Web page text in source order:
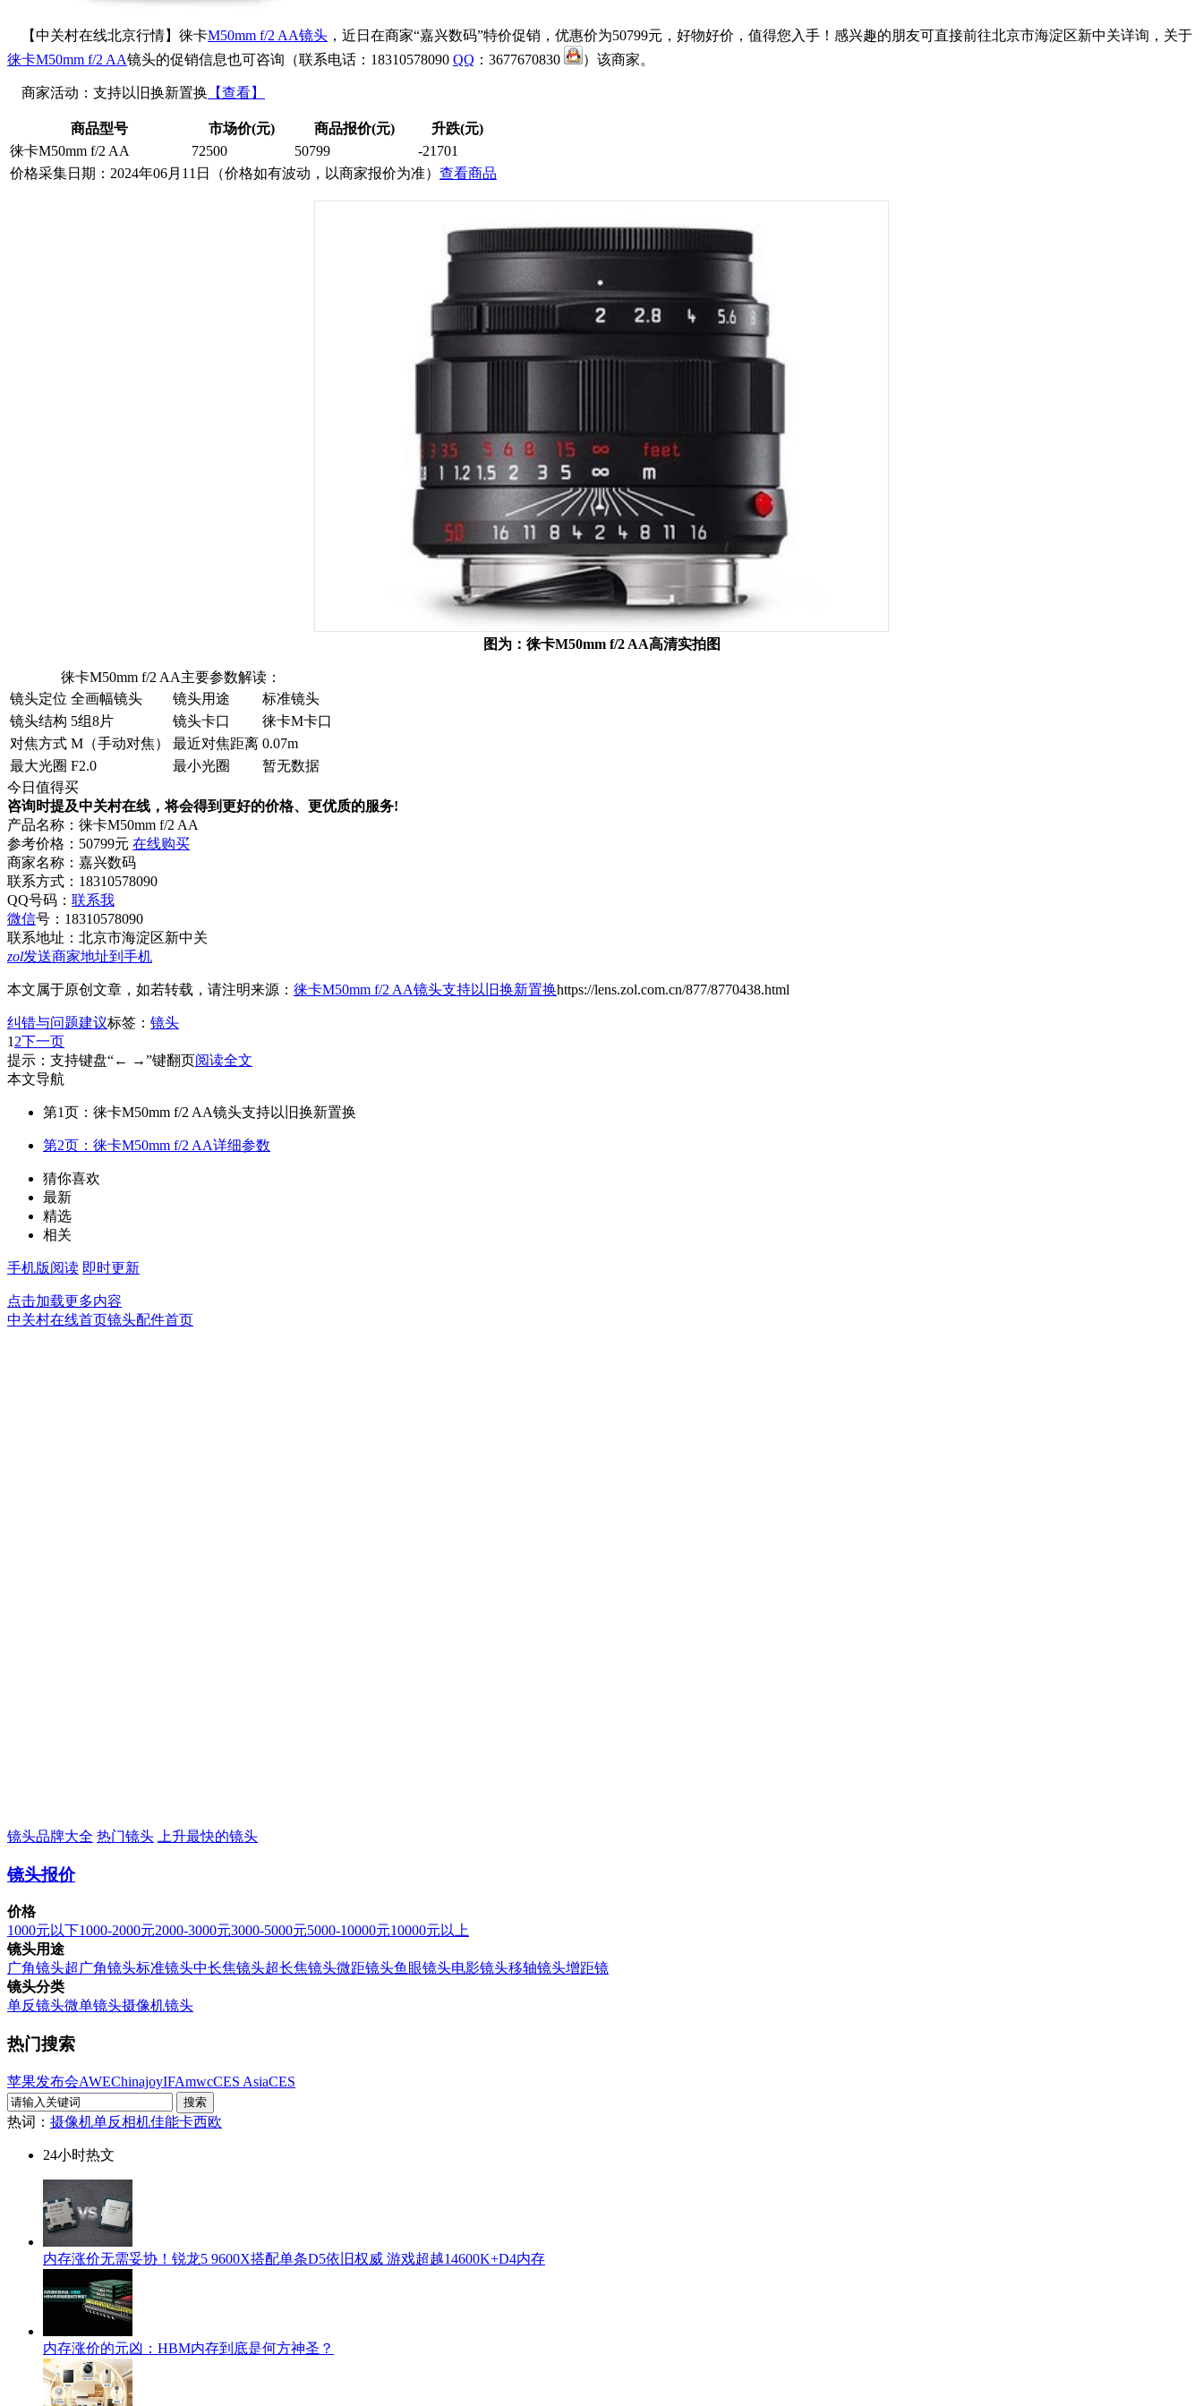
【中关村在线北京行情】徕卡M50mm f/2 AA镜头 ，近日在商家“嘉兴数码”特价促销，优惠价为50799元，好物好价，值得您入手！感兴趣的朋友可直接前往北京市海淀区新中关详询，关于
徕卡M50mm f/2 AA镜头的促销信息也可咨询（联系电话：18310578090 QQ ：3677670830 ）该商家。
商家活动：支持以旧换新置换 【查看】
商品型号 市场价(元) 商品报价(元)
升跌(元)
徕卡M50mm f/2 AA
72500 50799
-21701
价格采集日期：2024年06月11日（价格如有波动，以商家报价为准） 查看商品
图为：徕卡M50mm f/2 AA高清实拍图
徕卡M50mm f/2 AA主要参数解读：
镜头定位 全画幅镜头 镜头用途
标准镜头
镜头结构 5组8片 镜头卡口
徕卡M卡口
对焦方式 M（手动对焦） 最近对焦距离 0.07m
最大光圈 F2.0 最小光圈
暂无数据
今日值得买
咨询时提及中关村在线，将会得到更好的价格、更优质的服务!
产品名称： 徕卡M50mm f/2 AA
参考价格： 50799元 在线购买
商家名称： 嘉兴数码
联系方式： 18310578090
QQ号码： 联系我
微信号： 18310578090
联系地址： 北京市海淀区新中关
zol发送商家地址到手机
本文属于原创文章，如若转载，请注明来源： 徕卡M50mm f/2 AA镜头支持以旧换新置换https://lens.zol.com.cn/877/8770438.html
纠错与问题建议标签： 镜头
1 2下一页
提示：支持键盘“← →”键翻页阅读全文
本文导航
第1页：徕卡M50mm f/2 AA镜头支持以旧换新置换
第2页：徕卡M50mm f/2 AA详细参数
猜你喜欢
最新
精选
相关
手机版阅读 即时更新
点击加载更多内容
中关村在线首页镜头配件首页
镜头品牌大全 热门镜头 上升最快的镜头
镜头报价
价格
1000元以下1000-2000元2000-3000元3000-5000元5000-10000元10000元以上
镜头用途
广角镜头超广角镜头标准镜头中长焦镜头超长焦镜头微距镜头鱼眼镜头电影镜头移轴镜头增距镜
镜头分类
单反镜头微单镜头摄像机镜头
热门搜索
苹果发布会AWEChinajoyIFAmwcCES AsiaCES
热词： 摄像机单反相机佳能卡西欧
24小时热文
内存涨价无需妥协！锐龙5 9600X搭配单条D5依旧权威 游戏超越14600K+D4内存
内存涨价的元凶：HBM内存到底是何方神圣？